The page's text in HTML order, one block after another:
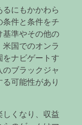
にもかかわら
条件と条件をチ
基準やその他の
国でのオンラ
をナビゲートす
のブラックジャ
可能性があり
しくなり、収益